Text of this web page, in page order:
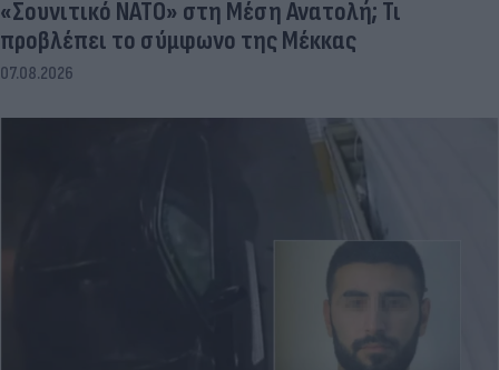
«Σουνιτικό ΝΑΤΟ» στη Μέση Ανατολή; Τι
προβλέπει το σύμφωνο της Μέκκας
07.08.2026